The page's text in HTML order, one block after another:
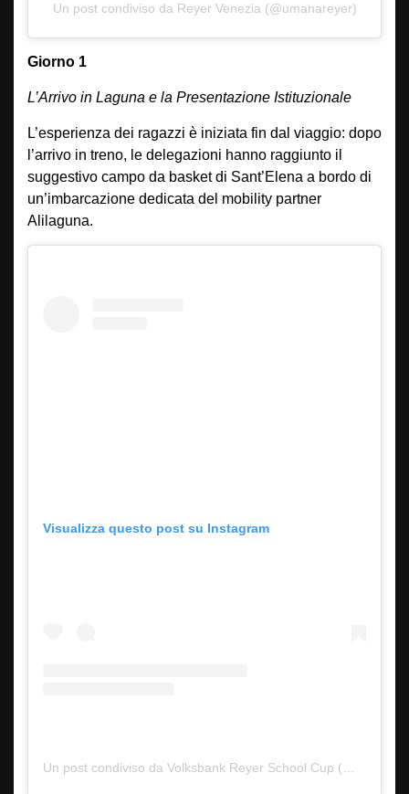
Un post condiviso da Reyer Venezia (@umanareyer)
Giorno 1
L’Arrivo in Laguna e la Presentazione Istituzionale
L’esperienza dei ragazzi è iniziata fin dal viaggio: dopo
l’arrivo in treno, le delegazioni hanno raggiunto il
suggestivo campo da basket di Sant’Elena a bordo di
un’imbarcazione dedicata del mobility partner
Alilaguna.
Visualizza questo post su Instagram